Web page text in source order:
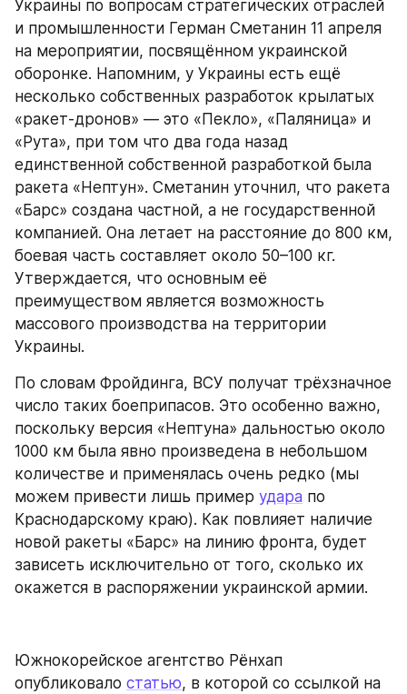
Украины по вопросам стратегических отраслей
и промышленности Герман Сметанин 11 апреля
на мероприятии, посвящённом украинской
оборонке. Напомним, у Украины есть ещё
несколько собственных разработок крылатых
«ракет-дронов» — это «Пекло», «Паляница» и
«Рута», при том что два года назад
единственной собственной разработкой была
ракета «Нептун». Сметанин уточнил, что ракета
«Барс» создана частной, а не государственной
компанией. Она летает на расстояние до 800 км,
боевая часть составляет около 50–100 кг.
Утверждается, что основным её
преимуществом является возможность
массового производства на территории
Украины.
По словам Фройдинга, ВСУ получат трёхзначное
число таких боеприпасов. Это особенно важно,
поскольку версия «Нептуна» дальностью около
1000 км была явно произведена в небольшом
количестве и применялась очень редко (мы
можем привести лишь пример удара по
Краснодарскому краю). Как повлияет наличие
новой ракеты «Барс» на линию фронта, будет
зависеть исключительно от того, сколько их
окажется в распоряжении украинской армии.
Южнокорейское агентство Рёнхап
опубликовало статью, в которой со ссылкой на